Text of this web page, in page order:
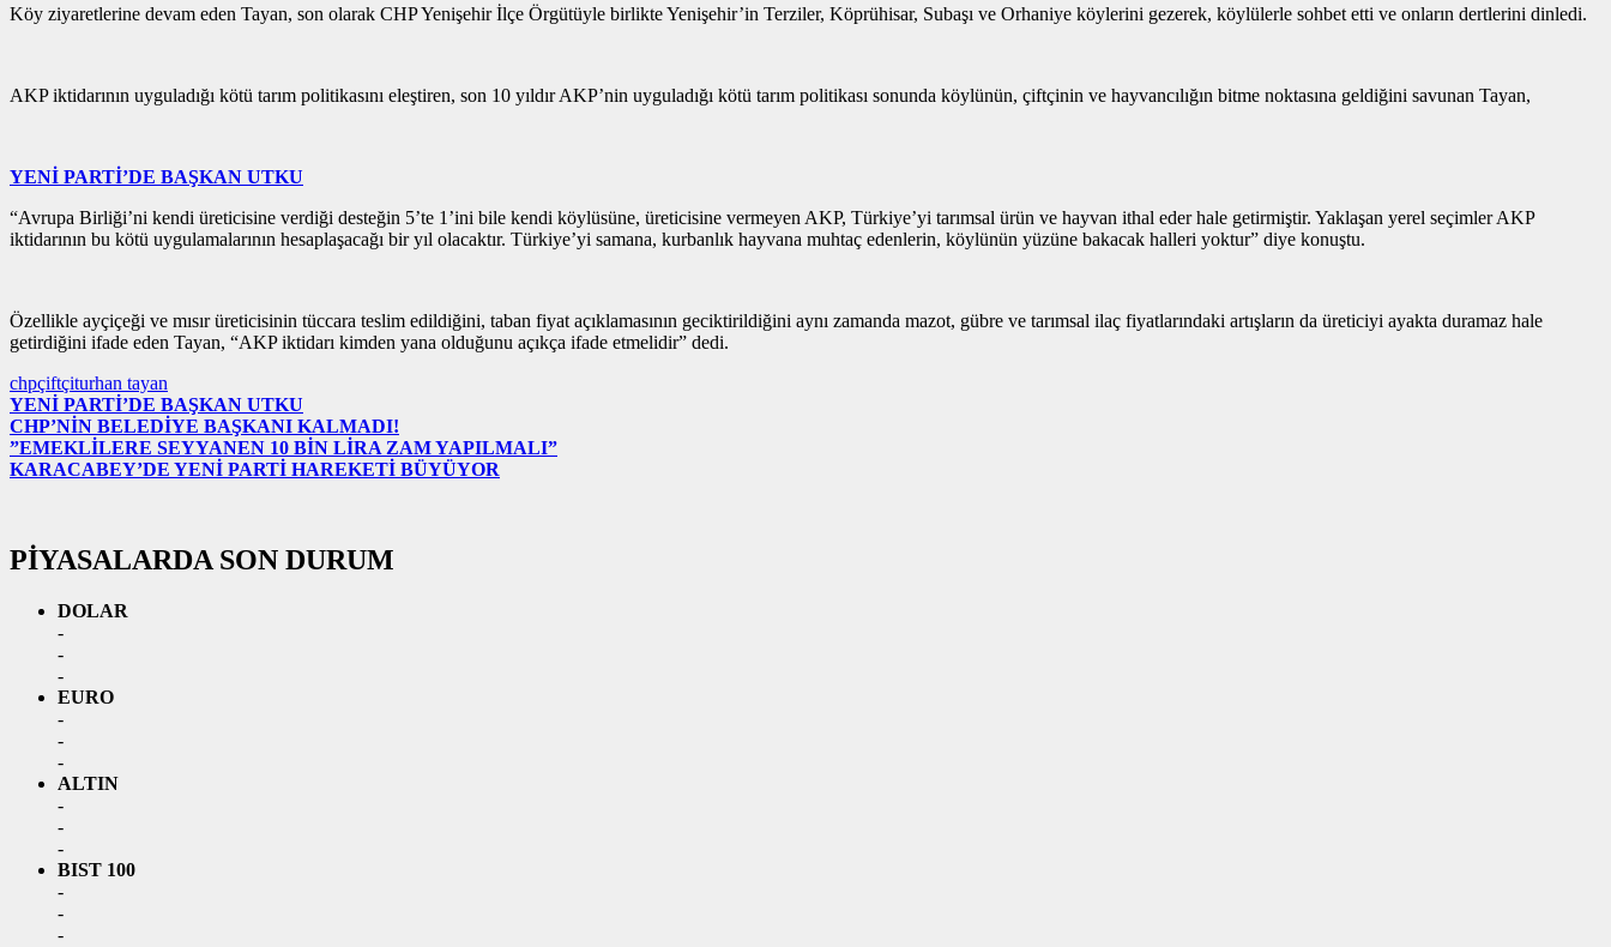
Köy ziyaretlerine devam eden Tayan, son olarak CHP Yenişehir İlçe Örgütüyle birlikte Yenişehir’in Terziler, Köprühisar, Subaşı ve Orhaniye köylerini gezerek, köylülerle sohbet etti ve onların dertlerini dinledi.
AKP iktidarının uyguladığı kötü tarım politikasını eleştiren, son 10 yıldır AKP’nin uyguladığı kötü tarım politikası sonunda köylünün, çiftçinin ve hayvancılığın bitme noktasına geldiğini savunan Tayan,
YENİ PARTİ’DE BAŞKAN UTKU
“Avrupa Birliği’ni kendi üreticisine verdiği desteğin 5’te 1’ini bile kendi köylüsüne, üreticisine vermeyen AKP, Türkiye’yi tarımsal ürün ve hayvan ithal eder hale getirmiştir. Yaklaşan yerel seçimler AKP
iktidarının bu kötü uygulamalarının hesaplaşacağı bir yıl olacaktır. Türkiye’yi samana, kurbanlık hayvana muhtaç edenlerin, köylünün yüzüne bakacak halleri yoktur” diye konuştu.
Özellikle ayçiçeği ve mısır üreticisinin tüccara teslim edildiğini, taban fiyat açıklamasının geciktirildiğini aynı zamanda mazot, gübre ve tarımsal ilaç fiyatlarındaki artışların da üreticiyi ayakta duramaz hale
getirdiğini ifade eden Tayan, “AKP iktidarı kimden yana olduğunu açıkça ifade etmelidir” dedi.
chpçiftçiturhan tayan
YENİ PARTİ’DE BAŞKAN UTKU
CHP’NİN BELEDİYE BAŞKANI KALMADI!
”EMEKLİLERE SEYYANEN 10 BİN LİRA ZAM YAPILMALI”
KARACABEY’DE YENİ PARTİ HAREKETİ BÜYÜYOR
PİYASALARDA SON DURUM
DOLAR
-
-
-
EURO
-
-
-
ALTIN
-
-
-
BIST 100
-
-
-